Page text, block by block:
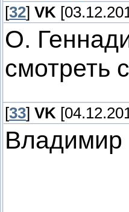
[32] VK
О.
смотреть
[33] VK
Владимир